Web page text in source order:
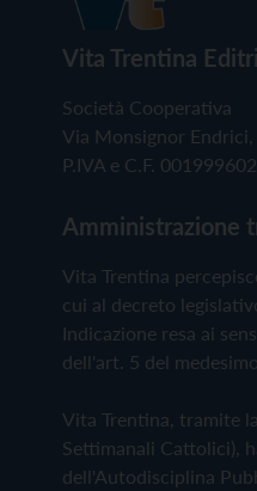
Vita Trentina
Società Cooperativa
Via Monsignor
P.IVA e C.F.
Amministrazione
Vita Trentina
cui al decreto
Indicazione resa ai
dell'art. 5 del
Vita Trentina, tramite
Settimanali Cattolici),
dell'Autodisciplina